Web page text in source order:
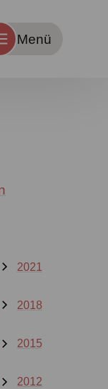
Menü
2021
2018
2015
2012